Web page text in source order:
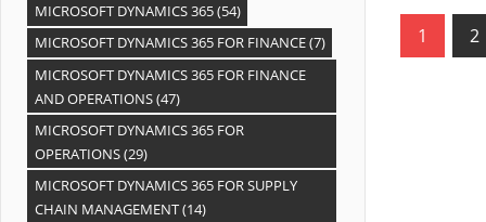
1 2
MICROSOFT DYNAMICS 365(54)
MICROSOFT DYNAMICS 365 FOR FINANCE(7)
MICROSOFT DYNAMICS 365 FOR FINANCE
AND OPERATIONS(47)
MICROSOFT DYNAMICS 365 FOR
OPERATIONS(29)
MICROSOFT DYNAMICS 365 FOR SUPPLY
CHAIN MANAGEMENT(14)